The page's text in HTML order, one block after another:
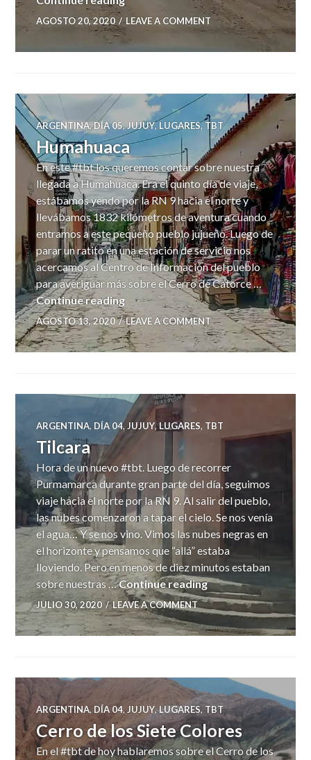
AGOSTO 20, 2020 LEAVE A COMMENT
ARGENTINA,DÍA 05,JUJUY, LUGARES, TBT
Humahuaca
En este #tbt los queremos contar sobre nuestra
llegada a Humahuaca. Era el quinto día de viaje,
estábamos yendo por la RN 9 hacia el norte y
llevábamos 1832 kilómetros de aventura cuando
entramos a este pequeño pueblo jujueño. Luego de
parar un ratito en una estación de servicio nos
acercamos al Centro de Información del pueblo
para averiguar más sobre el Cerro de Catorce …
Continue readingHumahuaca
AGOSTO 13, 2020 LEAVE A COMMENT
ARGENTINA, DÍA 04, JUJUY,LUGARES, TBT
Tilcara
Hora de un nuevo #tbt. Luego de recorrer
Purmamarca durante gran parte del día, seguimos
viaje hacia el norte por la RN 9. Al salir del pueblo,
las nubes comenzaron a tapar el cielo. Se nos venía
el agua… Y se nos vino. Vimos las nubes negras en
el horizonte y pensamos que “allá” estaba
lloviendo. Pero en menos de diez minutos estaban
sobre nuestras …Continue readingTilcara
JULIO 30, 2020 LEAVE A COMMENT
ARGENTINA, DÍA 04,JUJUY,LUGARES,TBT
Cerro de los Siete Colores
En el #tbt de hoy hablaremos sobre el Cerro de los